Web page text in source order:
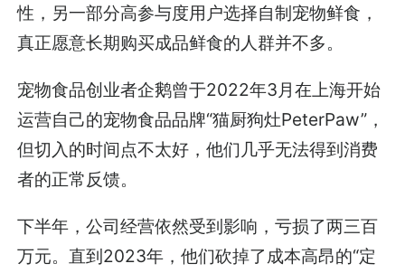
性，另一部分高参与度用户选择自制宠物鲜食，
真正愿意长期购买成品鲜食的人群并不多。
宠物食品创业者企鹅曾于2022年3月在上海开始
运营自己的宠物食品品牌“猫厨狗灶PeterPaw”，
但切入的时间点不太好，他们几乎无法得到消费
者的正常反馈。
下半年，公司经营依然受到影响，亏损了两三百
万元。直到2023年，他们砍掉了成本高昂的“定